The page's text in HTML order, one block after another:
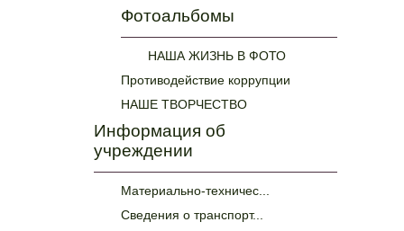
Фотоальбомы
НАША ЖИЗНЬ В ФОТО
Противодействие коррупции
НАШЕ ТВОРЧЕСТВО
Информация об
учреждении
Материально-техничес...
Сведения о транспорт...